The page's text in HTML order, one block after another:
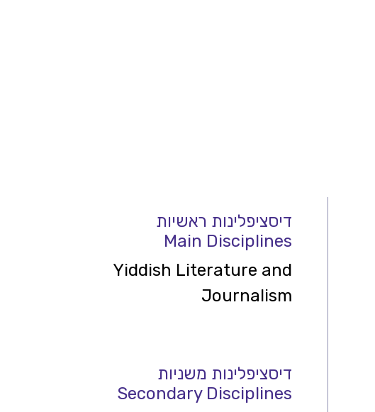
דיסציפלינות ראשיות
Main Disciplines
Yiddish Literature and
Journalism
דיסציפלינות משניות
Secondary Disciplines